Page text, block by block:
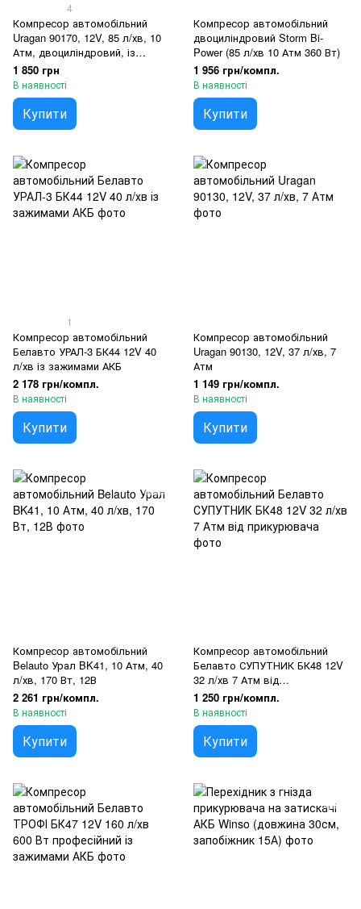
4
Компресор автомобільний
Uragan 90170, 12V, 85 л/хв, 10
Атм, двоциліндровий, із
зажимами на АКБ
1 850 грн
В наявності
Купити
Компресор автомобільний
двоциліндровий Storm Bi-
Power (85 л/хв 10 Атм 360 Вт)
1 956 грн/компл.
В наявності
Купити
1
Компресор автомобільний
Белавто УРАЛ-3 БК44 12V 40
л/хв із зажимами АКБ
2 178 грн/компл.
В наявності
Купити
Компресор автомобільний
Uragan 90130, 12V, 37 л/хв, 7
Атм
1 149 грн/компл.
В наявності
Купити
Компресор автомобільний
Belauto Урал BK41, 10 Атм, 40
л/хв, 170 Вт, 12В
2 261 грн/компл.
В наявності
Купити
Компресор автомобільний
Белавто СУПУТНИК БК48 12V
32 л/хв 7 Атм від
прикурювача
1 250 грн/компл.
В наявності
Купити